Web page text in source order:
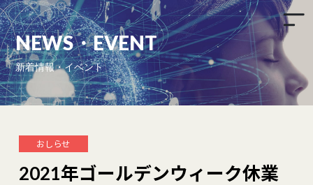
新着情報・イベント
おしらせ
2021年ゴールデンウィーク休業